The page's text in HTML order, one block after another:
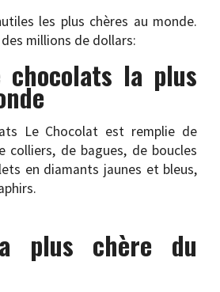
les plus chères au monde.
millions de dollars:
chocolats la plus
Le Chocolat est remplie de
colliers, de bagues, de boucles
en diamants jaunes et bleus,
plus chère du